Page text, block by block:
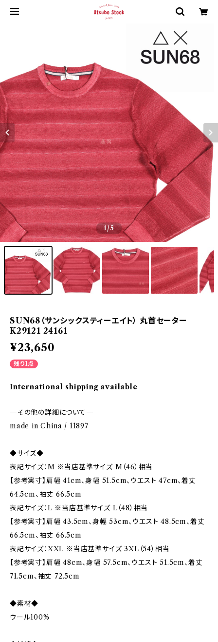
1/5
SUN68（サンシックスティーエイト） 丸首セーター
K29121 24161
¥23,650
残り1点
International shipping available
—その他の詳細について—
made in China / 11897
◆サイズ◆
表記サイズ：M ※当店基準サイズ M（46）相当
【参考実寸】肩幅 41cm、身幅 51.5cm、ウエスト 47cm、着丈
64.5cm、袖丈 66.5cm
表記サイズ：L ※当店基準サイズ L（48）相当
【参考実寸】肩幅 43.5cm、身幅 53cm、ウエスト 48.5cm、着丈
66.5cm、袖丈 66.5cm
表記サイズ：XXL ※当店基準サイズ 3XL（54）相当
【参考実寸】肩幅 48cm、身幅 57.5cm、ウエスト 51.5cm、着丈
71.5cm、袖丈 72.5cm
◆素材◆
ウール100%